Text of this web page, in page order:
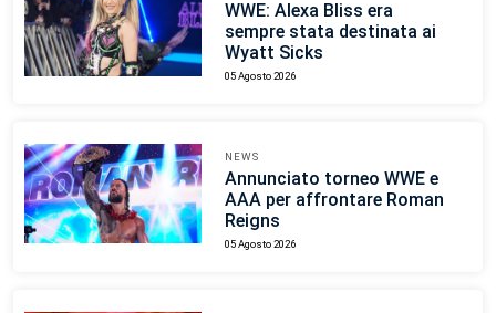
WWE: Alexa Bliss era
sempre stata destinata ai
Wyatt Sicks
05 Agosto 2026
NEWS
Annunciato torneo WWE e
AAA per affrontare Roman
Reigns
05 Agosto 2026